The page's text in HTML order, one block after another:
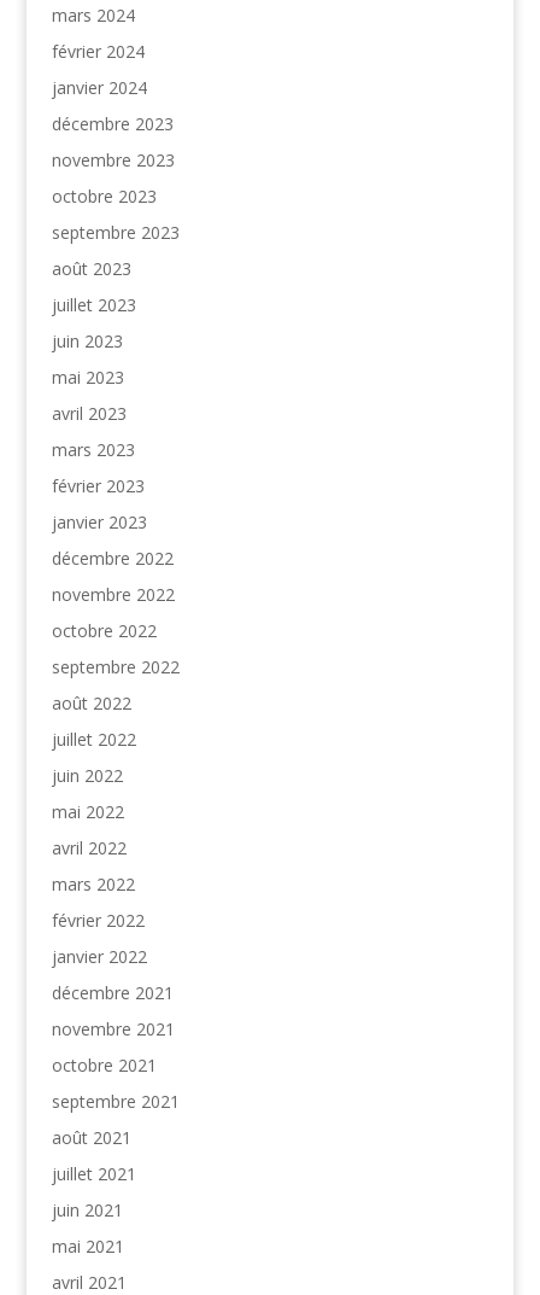
mars 2024
février 2024
janvier 2024
décembre 2023
novembre 2023
octobre 2023
septembre 2023
août 2023
juillet 2023
juin 2023
mai 2023
avril 2023
mars 2023
février 2023
janvier 2023
décembre 2022
novembre 2022
octobre 2022
septembre 2022
août 2022
juillet 2022
juin 2022
mai 2022
avril 2022
mars 2022
février 2022
janvier 2022
décembre 2021
novembre 2021
octobre 2021
septembre 2021
août 2021
juillet 2021
juin 2021
mai 2021
avril 2021